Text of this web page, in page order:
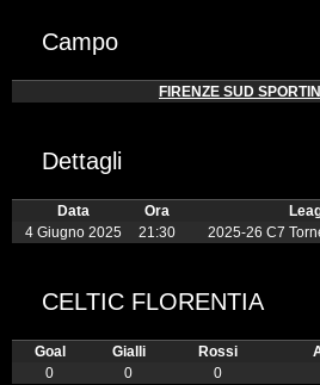
Campo
FIRENZE SUD
Dettagli
Data Ora
4 Giugno 2025
21:30 2025-26 C7
CELTIC FLORENTIA
Goal Gialli Rossi
0
0 0